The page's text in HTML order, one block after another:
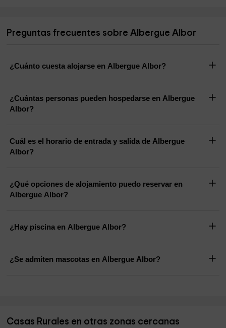
Centro Patelas Cuntis 7,7 km
Preguntas frecuentes sobre Albergue Albor
¿Cuánto cuesta alojarse en Albergue Albor?
¿Cuántas personas pueden hospedarse en Albergue
Albor?
Cuál es el horario de entrada y salida de Albergue
Albor?
¿Qué opciones de alojamiento puedo reservar en
Albergue Albor?
¿Hay piscina en Albergue Albor?
¿Se admiten mascotas en Albergue Albor?
Casas Rurales en otras zonas cercanas